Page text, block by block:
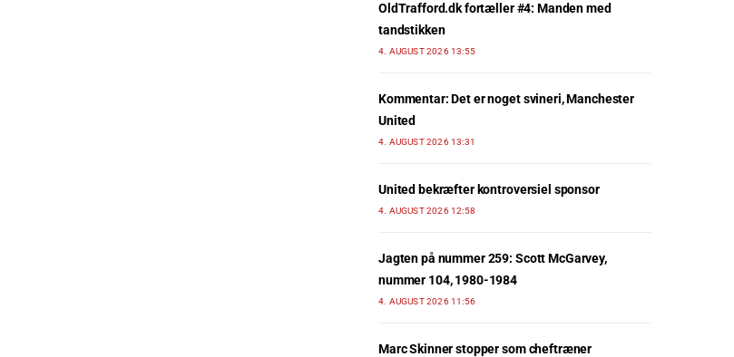
OldTrafford.dk fortæller #4: Manden med
tandstikken
4. AUGUST 2026 13:55
Kommentar: Det er noget svineri, Manchester
United
4. AUGUST 2026 13:31
United bekræfter kontroversiel sponsor
4. AUGUST 2026 12:58
Jagten på nummer 259: Scott McGarvey,
nummer 104, 1980-1984
4. AUGUST 2026 11:56
Marc Skinner stopper som cheftræner